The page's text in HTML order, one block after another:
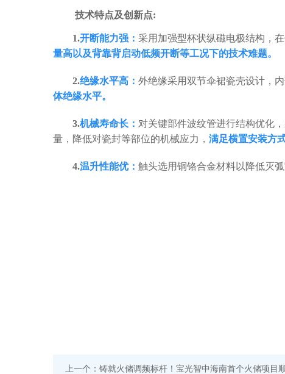
技术特点及创新点:
1.开断能力强： 采用加强型杯状纵磁电极结构，
量高以及背靠背启动低频开断等工况下的技术难题。
2.绝缘水平高： 外绝缘采用双节伞裙瓷壳设计，
体绝缘水平。
3.机械寿命长： 对关键部件波纹管进行结构优化
量，降低对瓷封等部位的机械应力， 满足横置安装方
4.温升性能优： 触头选用铜铬合金材料以降低灭
上一个：铸就火储调频标杆！宝光智中海南首个火储项目